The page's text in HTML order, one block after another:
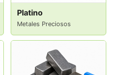
Platino
Metales Preciosos